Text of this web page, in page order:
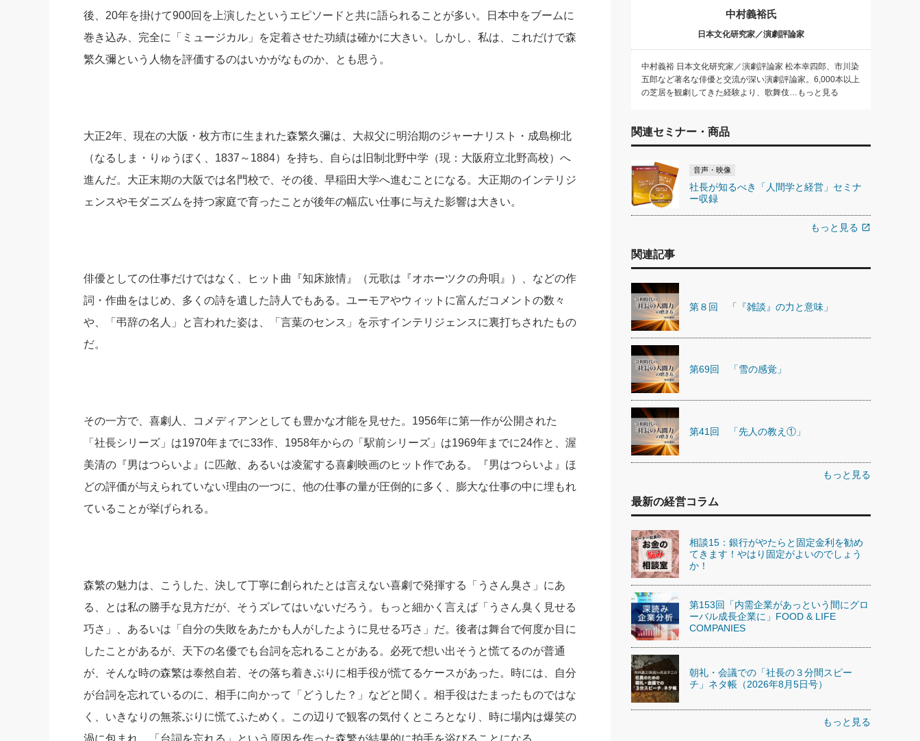
後、20年を掛けて900回を上演したというエピソードと共に語られることが多い。日本中をブームに
巻き込み、完全に「ミュージカル」を定着させた功績は確かに大きい。しかし、私は、これだけで森
繁久彌という人物を評価するのはいかがなものか、とも思う。
大正2年、現在の大阪・枚方市に生まれた森繁久彌は、大叔父に明治期のジャーナリスト・成島柳北
（なるしま・りゅうぼく、1837～1884）を持ち、自らは旧制北野中学（現：大阪府立北野高校）へ
進んだ。大正末期の大阪では名門校で、その後、早稲田大学へ進むことになる。大正期のインテリジ
ェンスやモダニズムを持つ家庭で育ったことが後年の幅広い仕事に与えた影響は大きい。
俳優としての仕事だけではなく、ヒット曲『知床旅情』（元歌は『オホーツクの舟唄』）、などの作
詞・作曲をはじめ、多くの詩を遺した詩人でもある。ユーモアやウィットに富んだコメントの数々
や、「弔辞の名人」と言われた姿は、「言葉のセンス」を示すインテリジェンスに裏打ちされたもの
だ。
その一方で、喜劇人、コメディアンとしても豊かな才能を見せた。1956年に第一作が公開された
「社長シリーズ」は1970年までに33作、1958年からの「駅前シリーズ」は1969年までに24作と、渥
美清の『男はつらいよ』に匹敵、あるいは凌駕する喜劇映画のヒット作である。『男はつらいよ』ほ
どの評価が与えられていない理由の一つに、他の仕事の量が圧倒的に多く、膨大な仕事の中に埋もれ
ていることが挙げられる。
森繁の魅力は、こうした、決して丁寧に創られたとは言えない喜劇で発揮する「うさん臭さ」にあ
る、とは私の勝手な見方だが、そうズレてはいないだろう。もっと細かく言えば「うさん臭く見せる
巧さ」、あるいは「自分の失敗をあたかも人がしたように見せる巧さ」だ。後者は舞台で何度か目に
したことがあるが、天下の名優でも台詞を忘れることがある。必死で想い出そうと慌てるのが普通
が、そんな時の森繁は泰然自若、その落ち着きぶりに相手役が慌てるケースがあった。時には、自分
が台詞を忘れているのに、相手に向かって「どうした？」などと聞く。相手役はたまったものではな
く、いきなりの無茶ぶりに慌てふためく。この辺りで観客の気付くところとなり、時に場内は爆笑の
渦に包まれ、「台詞を忘れる」という原因を作った森繁が結果的に拍手を浴びることになる。
中村義裕氏
日本文化研究家／演劇評論家
中村義裕 日本文化研究家／演劇評論家 松本幸四郎、市川染
五郎など著名な俳優と交流が深い演劇評論家。6,000本以上
の芝居を観劇してきた経験より、歌舞伎…もっと見る
関連セミナー・商品
音声・映像
社長が知るべき「人間学と経営」セミナ
ー収録
もっと見る open_in_new
関連記事
第８回 「『雑談』の力と意味」
第69回 「雪の感覚」
第41回 「先人の教え①」
もっと見る
最新の経営コラム
相談15：銀行がやたらと固定金利を勧め
てきます！やはり固定がよいのでしょう
か！
第153回「内需企業があっという間にグロ
ーバル成長企業に」FOOD & LIFE
COMPANIES
朝礼・会議での「社長の３分間スピー
チ」ネタ帳（2026年8月5日号）
もっと見る